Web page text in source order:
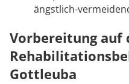
ängstlich-
Vorbereitung auf
Gottleuba